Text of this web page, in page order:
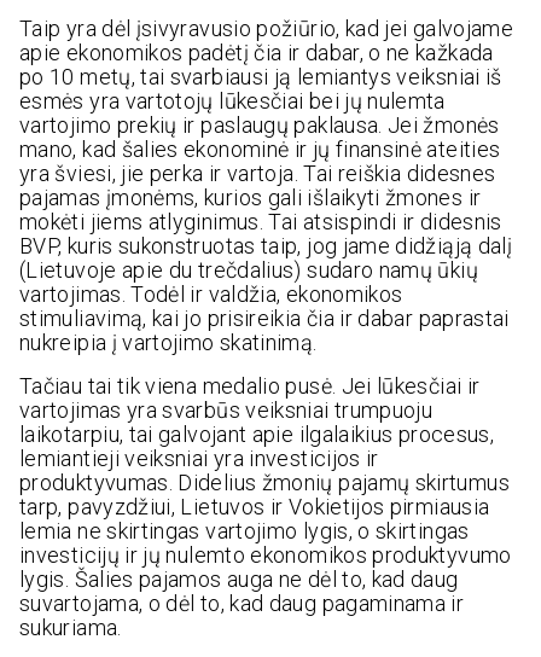
Taip yra dėl įsivyravusio požiūrio, kad jei galvojame
apie ekonomikos padėtį čia ir dabar, o ne kažkada
po 10 metų, tai svarbiausi ją lemiantys veiksniai iš
esmės yra vartotojų lūkesčiai bei jų nulemta
vartojimo prekių ir paslaugų paklausa. Jei žmonės
mano, kad šalies ekonominė ir jų finansinė ateities
yra šviesi, jie perka ir vartoja. Tai reiškia didesnes
pajamas įmonėms, kurios gali išlaikyti žmones ir
mokėti jiems atlyginimus. Tai atsispindi ir didesnis
BVP, kuris sukonstruotas taip, jog jame didžiąją dalį
(Lietuvoje apie du trečdalius) sudaro namų ūkių
vartojimas. Todėl ir valdžia, ekonomikos
stimuliavimą, kai jo prisireikia čia ir dabar paprastai
nukreipia į vartojimo skatinimą.
Tačiau tai tik viena medalio pusė. Jei lūkesčiai ir
vartojimas yra svarbūs veiksniai trumpuoju
laikotarpiu, tai galvojant apie ilgalaikius procesus,
lemiantieji veiksniai yra investicijos ir
produktyvumas. Didelius žmonių pajamų skirtumus
tarp, pavyzdžiui, Lietuvos ir Vokietijos pirmiausia
lemia ne skirtingas vartojimo lygis, o skirtingas
investicijų ir jų nulemto ekonomikos produktyvumo
lygis. Šalies pajamos auga ne dėl to, kad daug
suvartojama, o dėl to, kad daug pagaminama ir
sukuriama.